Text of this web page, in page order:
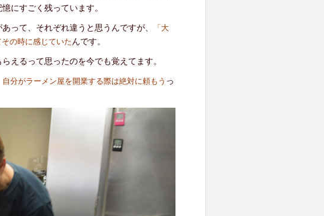
にすごく残っています。
て、それぞれ違うと思うんですが、 「 大
の時に感じていた んです。
えるって思ったのを今でも覚えてます。
自分がラーメン屋を開業する際は絶対に頼もう っ